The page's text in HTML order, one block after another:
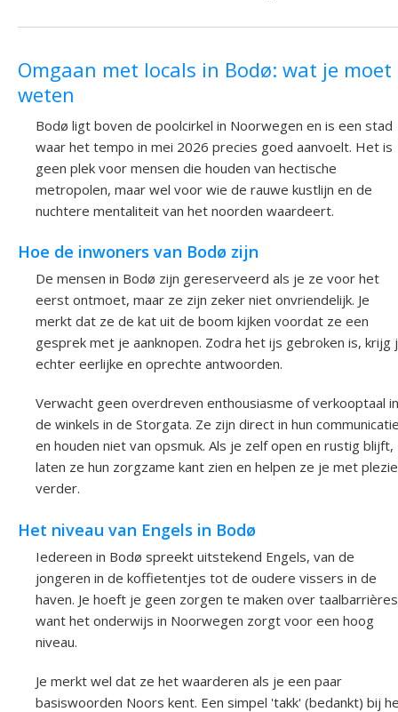
Omgaan met locals in Bodø: wat je moet
weten
Bodø ligt boven de poolcirkel in Noorwegen en is een stad
waar het tempo in mei 2026 precies goed aanvoelt. Het is
geen plek voor mensen die houden van hectische
metropolen, maar wel voor wie de rauwe kustlijn en de
nuchtere mentaliteit van het noorden waardeert.
Hoe de inwoners van Bodø zijn
De mensen in Bodø zijn gereserveerd als je ze voor het
eerst ontmoet, maar ze zijn zeker niet onvriendelijk. Je
merkt dat ze de kat uit de boom kijken voordat ze een
gesprek met je aanknopen. Zodra het ijs gebroken is, krijg
echter eerlijke en oprechte antwoorden.
Verwacht geen overdreven enthousiasme of verkooptaal in
de winkels in de Storgata. Ze zijn direct in hun
en houden niet van opsmuk. Als je zelf open en rustig blijft,
laten ze hun zorgzame kant zien en helpen ze je met
verder.
Het niveau van Engels in Bodø
Iedereen in Bodø spreekt uitstekend Engels, van de
jongeren in de koffietentjes tot de oudere vissers in de
haven. Je hoeft je geen zorgen te maken over
want het onderwijs in Noorwegen zorgt voor een hoog
niveau.
Je merkt wel dat ze het waarderen als je een paar
basiswoorden Noors kent. Een simpel 'takk' (bedankt) bij